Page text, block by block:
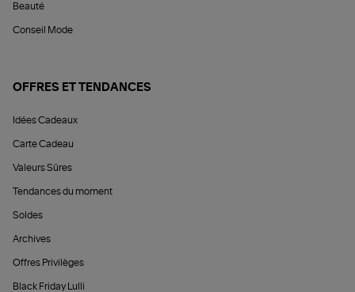
Beauté
Conseil Mode
OFFRES ET TENDANCES
Idées Cadeaux
Carte Cadeau
Valeurs Sûres
Tendances du moment
Soldes
Archives
Offres Privilèges
Black Friday Lulli